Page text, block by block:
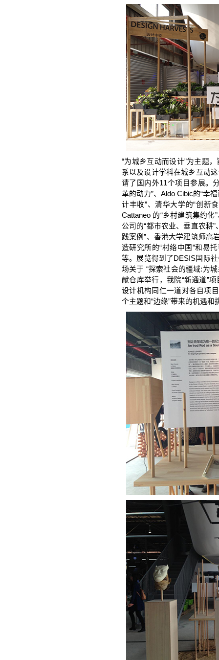
“为城乡互动而设计”为主题
系以及设计学科在城乡互动
请了国内外11个项目参展。
革的动力”、Aldo Cibic的“幸
计丰收”、清华大学的“创新
Cattaneo 的“乡村建筑集约化
公司的“都市农业、垂直农
践案例”、香港大学建筑师
造研究所的“村络中国”和易
等。展览得到了DESIS国际
场关于 “探索社会的疆域:为
献仓库举行，我院“新通道”
设计机构同仁一道对各自项
个主题和“边缘”带来的机遇